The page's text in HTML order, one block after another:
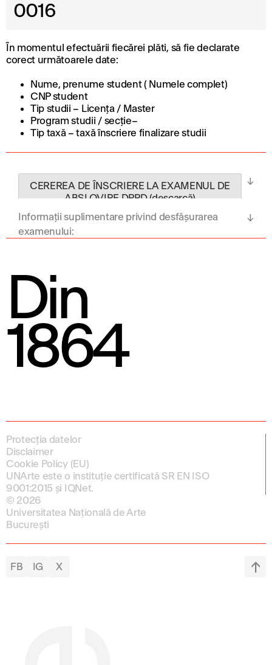
0016
În momentul efectuării fiecărei plăti, să fie declarate
corect următoarele date:
Nume, prenume student ( Numele complet)
CNP student
Tip studii – Licenţa / Master
Program studii / secţie–
Tip taxă – taxă înscriere finalizare studii
CEREREA DE ÎNSCRIERE LA EXAMENUL DE
ABSLOVIRE DPPD (descarcă)
Informații suplimentare privind desfășurarea
examenului:
Din
1864
Protecția datelor
Disclaimer
Cookie Policy (EU)
UNArte este o instituție certificată SR EN ISO
9001:2015 și IQNet.
© 2026
Universitatea Națională de Arte
București
FB IG X